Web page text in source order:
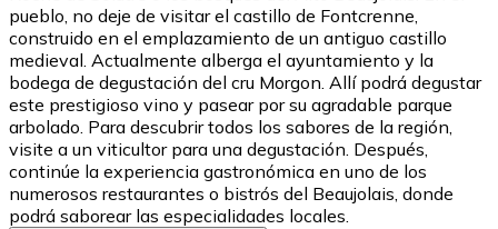
pueblo, no deje de visitar el castillo de Fontcrenne,
construido en el emplazamiento de un antiguo castillo
medieval. Actualmente alberga el ayuntamiento y la
bodega de degustación del cru Morgon. Allí podrá degustar
este prestigioso vino y pasear por su agradable parque
arbolado. Para descubrir todos los sabores de la región,
visite a un viticultor para una degustación. Después,
continúe la experiencia gastronómica en uno de los
numerosos restaurantes o bistrós del Beaujolais, donde
podrá saborear las especialidades locales.